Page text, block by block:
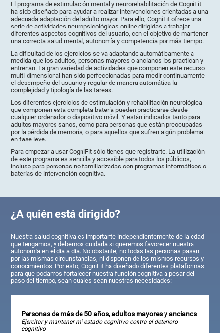
El programa de estimulación mental y neurorehabilitación de CogniFit
ha sido diseñado para ayudar a realizar intervenciones orientadas a una
adecuada adaptación del adulto mayor. Para ello, CogniFit ofrece una
serie de actividades neuropsicológicas online dirigidas a trabajar
diferentes aspectos cognitivos del usuario, con el objetivo de mantener
una correcta salud mental, autonomía y competencia por más tiempo.
La dificultad de los ejercicios se va adaptando automáticamente a
medida que los adultos, personas mayores o ancianos los practican y
entrenan. La gran variedad de actividades que componen este recurso
multi-dimensional han sido perfeccionadas para medir continuamente
el desempeño del usuario y regular de manera automática la
complejidad y tipología de las tareas.
Los diferentes ejercicios de estimulación y rehabilitación neurológica
que componen esta completa batería pueden practicarse desde
cualquier ordenador o dispositivo móvil. Y están indicados tanto para
adultos mayores sanos, como para personas que están preocupadas
por la pérdida de memoria, o para aquellos que sufren algún problema
en fase leve.
Para empezar a usar CogniFit sólo tienes que registrarte. La utilización
de este programa es sencilla y accesible para todos los públicos,
incluso para personas no familiarizadas con programas informáticos o
baterías de intervención cognitiva.
¿A quién está dirigido?
Nuestra salud cognitiva es importante independientemente de la edad
que tengamos, y debemos cuidarla si queremos favorecer nuestra
autonomía en el día a día. No obstante, no todas las personas pasan
por las mismas circunstancias, ni disponen de los mismos recursos y
conocimientos. Por esto, CogniFit ha diseñado diferentes plataformas
para que podamos fortalecer nuestra función cognitiva a pesar del
paso del tiempo, sean cuales sean nuestras necesidades:
Personas de más de 50 años, adultos mayores y ancianos
Ejercitar y mantener mi estado cognitivo contra el deterioro
cognitivo